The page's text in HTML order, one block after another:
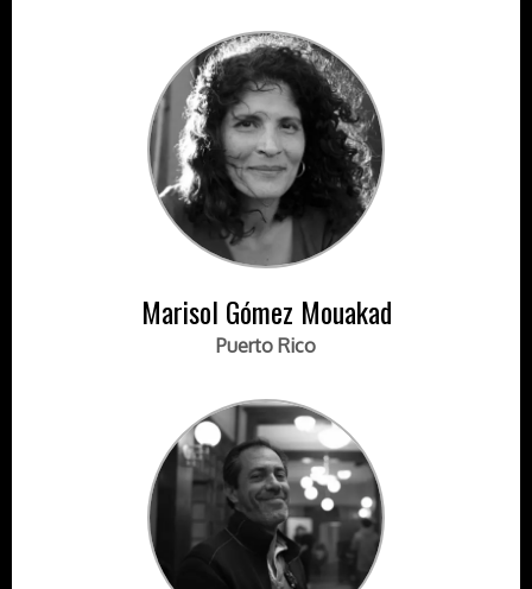
Marisol Gómez Mouakad
Puerto Rico